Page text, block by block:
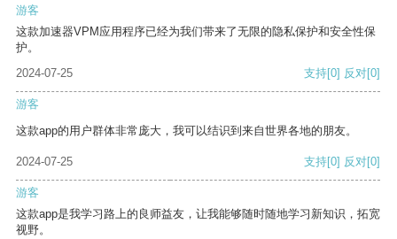
游客
这款加速器VPM应用程序已经为我们带来了无限的隐私保护和安全性保
护。
2024-07-25
支持[0] 反对[0]
游客
这款app的用户群体非常庞大，我可以结识到来自世界各地的朋友。
2024-07-25 支持[0] 反对[0]
游客
这款app是我学习路上的良师益友，让我能够随时随地学习新知识，拓宽
视野。